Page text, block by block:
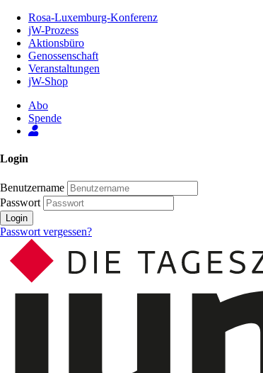
Inhalt
Seite
Rosa-Luxemburg-Konferenz
jW-Prozess
Aktionsbüro
Genossenschaft
Veranstaltungen
jW-Shop
Abo
Spende
Login
Benutzername
Passwort
Login
Passwort vergessen?